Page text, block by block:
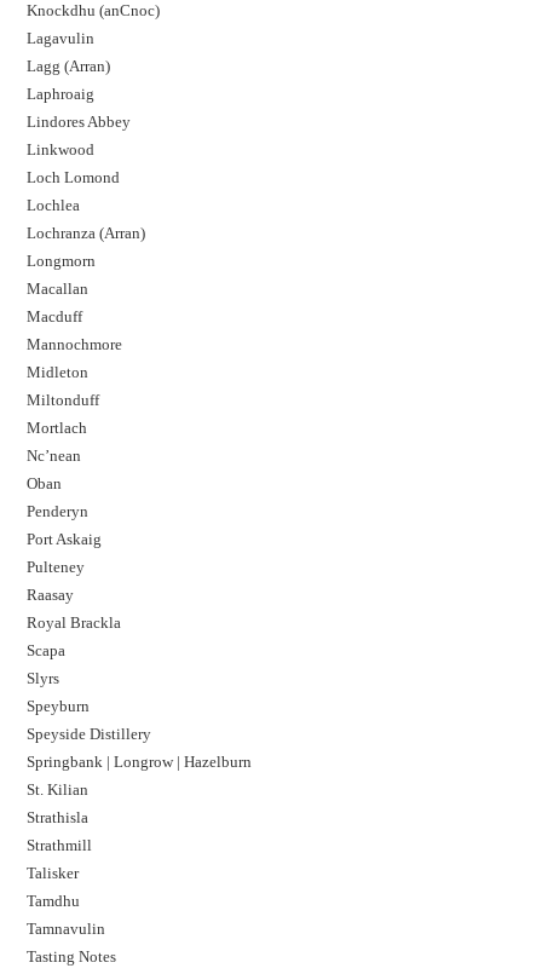
Knockdhu (anCnoc)
Lagavulin
Lagg (Arran)
Laphroaig
Lindores Abbey
Linkwood
Loch Lomond
Lochlea
Lochranza (Arran)
Longmorn
Macallan
Macduff
Mannochmore
Midleton
Miltonduff
Mortlach
Nc’nean
Oban
Penderyn
Port Askaig
Pulteney
Raasay
Royal Brackla
Scapa
Slyrs
Speyburn
Speyside Distillery
Springbank | Longrow | Hazelburn
St. Kilian
Strathisla
Strathmill
Talisker
Tamdhu
Tamnavulin
Tasting Notes